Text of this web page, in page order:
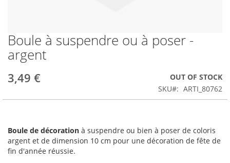
Skip
to
the
of
images
Boule à suspendre ou à poser -
argent
3,49 €
OUT OF STOCK
SKU
ARTI_80762
Boule de décoration à suspendre ou bien à poser de coloris
argent et de dimension 10 cm pour une décoration de fête de
fin d'année réussie.